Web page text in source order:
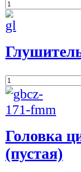
Головка
(пустая)